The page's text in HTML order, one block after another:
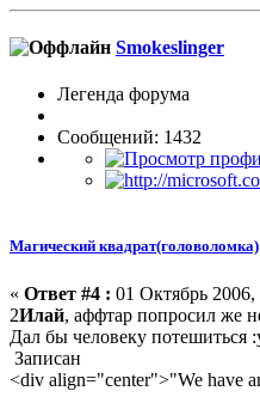
Smokeslinger
Легенда форума
Сообщений: 1432
Магический квадрат(головоломка)
« Ответ #4 : 01 Октябрь 2006,
2Илай, аффтар попросил же
Дал бы человеку потешиться
Записан
<div align="center">"We have